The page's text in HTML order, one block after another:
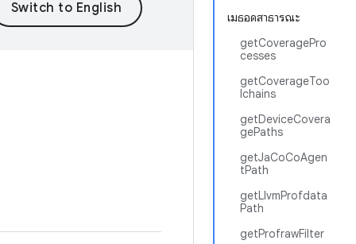
เมธอดสาธารณะ
getCoveragePro
cesses
getCoverageToo
lchains
getDeviceCovera
gePaths
getJaCoCoAgen
tPath
getLlvmProfdata
Path
getProfrawFilter